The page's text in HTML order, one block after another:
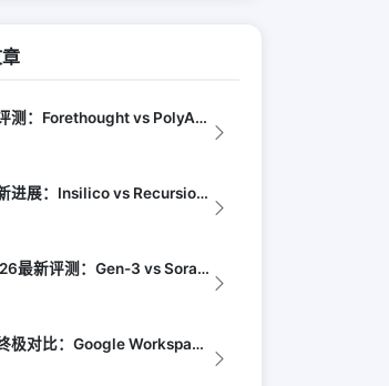
AI全渠道客服评测：Forethought vs PolyAI vs Ada（G...
AI药物发现最新进展：Insilico vs Recursion vs Isom...
AI视频生成2026最新评测：Gen-3 vs Sora vs Kling vs...
AI生产力套件终极对比：Google Workspace AI vs Micro...